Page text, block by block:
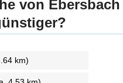
von Ebersbach
km)